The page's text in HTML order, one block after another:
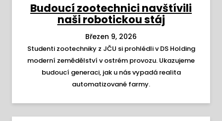
Budoucí zootechnici navštívili
naši robotickou stáj
Březen 9, 2026
Studenti zootechniky z JČU si prohlédli v DS Holding
moderní zemědělství v ostrém provozu. Ukazujeme
budoucí generaci, jak u nás vypadá realita
automatizované farmy.